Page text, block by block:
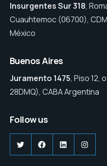
Insurgentes Sur 318,
Cuauhtemoc (06700),
México
Buenos Aires
Juramento 1475, Piso 12,
28DMQ), CABA Argentina
Follow us
TwitterFacebook
LinkedIn